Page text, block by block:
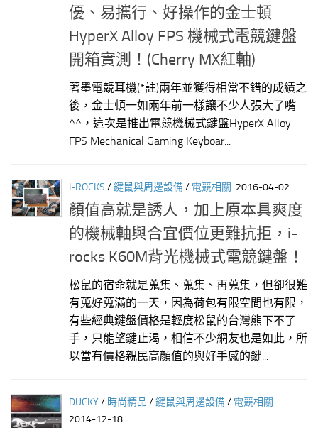
優、易攜行、好操作的金士頓
HyperX Alloy FPS 機械式電競鍵盤
開箱實測！(Cherry MX紅軸)
著墨電競耳機(*註)兩年並獲得相當不錯的成績之
後，金士頓一如兩年前一樣讓不少人張大了嘴
^^，這次是推出電競機械式鍵盤HyperX Alloy
FPS Mechanical Gaming Keyboar...
I-ROCKS /鍵鼠與周邊設備/ 電競相關 2016-04-02
顏值高就是誘人，加上原本具爽度
的機械軸與合宜價位更難抗拒，i-
rocks K60M背光機械式電競鍵盤！
松鼠的宿命就是蒐集、蒐集、再蒐集，但卻很難
有蒐好蒐滿的一天，因為荷包有限空間也有限，
有些經典鍵盤價格是輕度松鼠的台灣熊下不了
手，只能望鍵止渴，相信不少網友也是如此，所
以當有價格親民高顏值的與好手感的鍵...
DUCKY/ 時尚精品 /鍵鼠與周邊設備/ 電競相關
2014-12-18